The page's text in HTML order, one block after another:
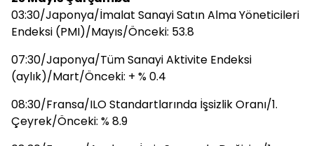
03:30/Japonya/İmalat Sanayi Satın Alma Yöneticileri
Endeksi (PMI)/Mayıs/Önceki: 53.8
07:30/Japonya/Tüm Sanayi Aktivite Endeksi
(aylık)/Mart/Önceki: + % 0.4
08:30/Fransa/ILO Standartlarında İşsizlik Oranı/1.
Çeyrek/Önceki: % 8.9